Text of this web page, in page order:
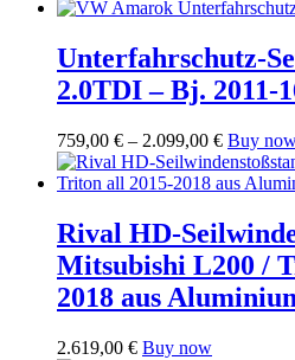
Unterfahrschutz-
2.0TDI – Bj. 2011-
759,00 € – 2.099,00 €
759,00 €
bis
Buy
Rival HD-
Mitsubishi L200 /
2018 aus
2.619,00 € Buy now